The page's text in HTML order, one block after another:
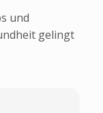
und
gelingt